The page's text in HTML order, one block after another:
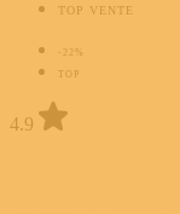
TOP VENTE
-22%
TOP
4.9